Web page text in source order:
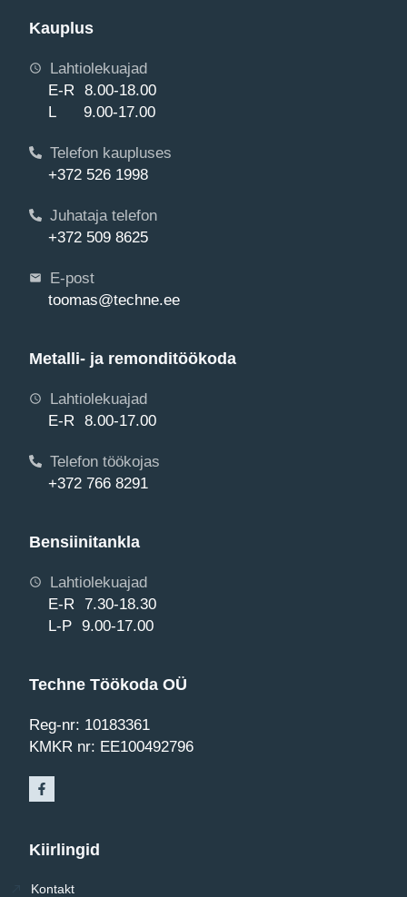
Kauplus
Lahtiolekuajad
E-R 8.00-18.00
L 9.00-17.00
Telefon kaupluses
+372 526 1998
Juhataja telefon
+372 509 8625
E-post
toomas@techne.ee
Metalli- ja remonditöökoda
Lahtiolekuajad
E-R 8.00-17.00
Telefon töökojas
+372 766 8291
Bensiinitankla
Lahtiolekuajad
E-R 7.30-18.30
L-P 9.00-17.00
Techne Töökoda OÜ
Reg-nr: 10183361
KMKR nr: EE100492796
Kiirlingid
Kontakt